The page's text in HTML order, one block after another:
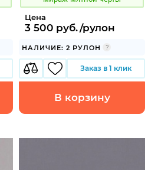
Цена
3 500 руб./рулон
НАЛИЧИЕ: 2 РУЛОН
Заказ в 1 клик
В корзину